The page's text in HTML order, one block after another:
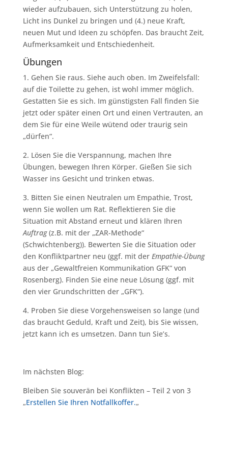
wieder aufzubauen, sich Unterstützung zu holen,
Licht ins Dunkel zu bringen und (4.) neue Kraft,
neuen Mut und Ideen zu schöpfen. Das braucht Zeit,
Aufmerksamkeit und Entschiedenheit.
Übungen
1. Gehen Sie raus. Siehe auch oben. Im Zweifelsfall:
auf die Toilette zu gehen, ist wohl immer möglich.
Gestatten Sie es sich. Im günstigsten Fall finden Sie
jetzt oder später einen Ort und einen Vertrauten, an
dem Sie für eine Weile wütend oder traurig sein
„dürfen“.
2. Lösen Sie die Verspannung, machen Ihre
Übungen, bewegen Ihren Körper. Gießen Sie sich
Wasser ins Gesicht und trinken etwas.
3. Bitten Sie einen Neutralen um Empathie, Trost,
wenn Sie wollen um Rat. Reflektieren Sie die
Situation mit Abstand erneut und klären Ihren
Auftrag(z.B. mit der „ZAR-Methode“
(Schwichtenberg)). Bewerten Sie die Situation oder
den Konfliktpartner neu (ggf. mit der Empathie-Übung
aus der „Gewaltfreien Kommunikation GFK“ von
Rosenberg). Finden Sie eine neue Lösung (ggf. mit
den vier Grundschritten der „GFK“).
4. Proben Sie diese Vorgehensweisen so lange (und
das braucht Geduld, Kraft und Zeit), bis Sie wissen,
jetzt kann ich es umsetzen. Dann tun Sie’s.
Im nächsten Blog:
Bleiben Sie souverän bei Konflikten – Teil 2 von 3
„Erstellen Sie Ihren Notfallkoffer.„